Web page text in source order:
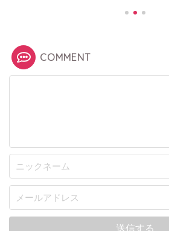
COMMENT